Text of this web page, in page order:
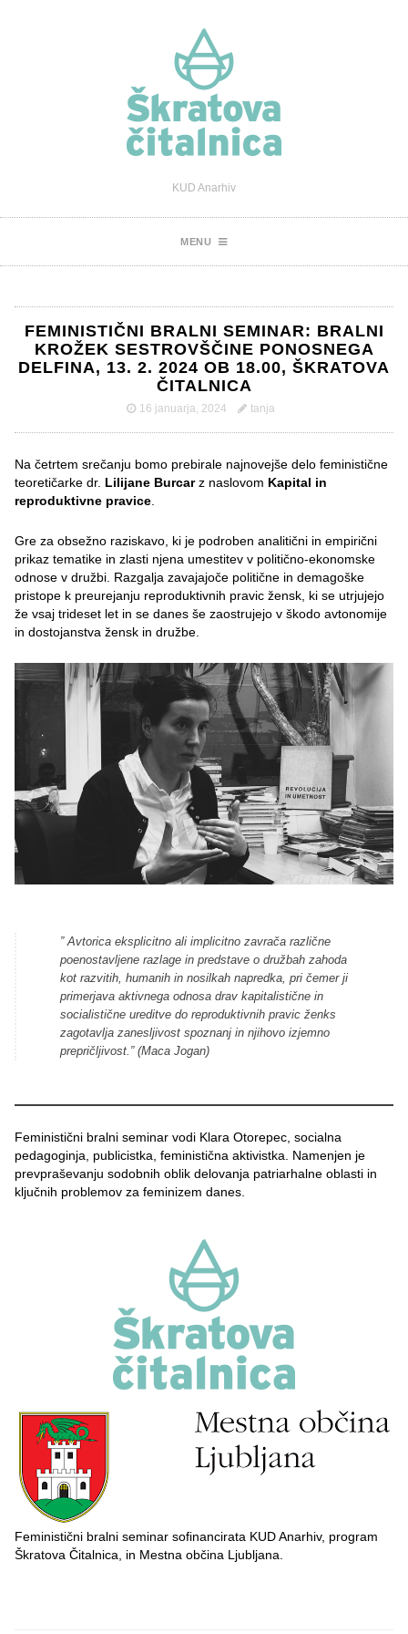
KUD Anarhiv
MENU
FEMINISTIČNI BRALNI SEMINAR: BRALNI
KROŽEK SESTROVŠČINE PONOSNEGA
DELFINA, 13. 2. 2024 OB 18.00, ŠKRATOVA
ČITALNICA
16 januarja, 2024 tanja
Na četrtem srečanju bomo prebirale najnovejše delo feministične
teoretičarke dr. Lilijane Burcarz naslovom Kapital in
reproduktivne pravice
Gre za obsežno raziskavo, ki je podroben analitični in empirični
prikaz tematike in zlasti njena umestitev v politično-ekonomske
odnose v družbi. Razgalja zavajajoče politične in demagoške
pristope k preurejanju reproduktivnih pravic žensk, ki se utrjujejo
že vsaj trideset let in se danes še zaostrujejo v škodo avtonomije
in dostojanstva žensk in družbe.
” Avtorica eksplicitno ali implicitno zavrača različne
poenostavljene razlage in predstave o družbah zahoda
kot razvitih, humanih in nosilkah napredka, pri čemer ji
primerjava aktivnega odnosa drav kapitalistične in
socialistične ureditve do reproduktivnih pravic ženks
zagotavlja zanesljivost spoznanj in njihovo izjemno
prepričljivost.” (Maca Jogan)
Feministični bralni seminar vodi Klara Otorepec, socialna
pedagoginja, publicistka, feministična aktivistka. Namenjen je
prevpraševanju sodobnih oblik delovanja patriarhalne oblasti in
ključnih problemov za feminizem danes.
Feministični bralni seminar sofinancirata KUD Anarhiv, program
Škratova Čitalnica, in Mestna občina Ljubljana.